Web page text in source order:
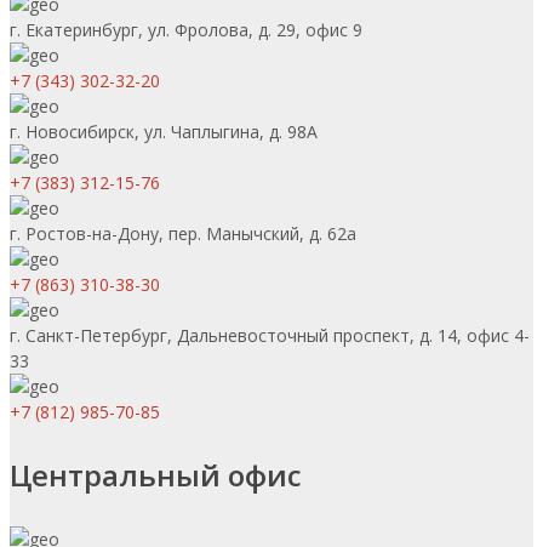
г. Екатеринбург, ул. Фролова, д. 29, офис 9
+7 (343) 302-32-20
г. Новосибирск, ул. Чаплыгина, д. 98А
+7 (383) 312-15-76
г. Ростов-на-Дону, пер. Манычский, д. 62а
+7 (863) 310-38-30
г. Санкт-Петербург, Дальневосточный проспект, д. 14, офис 4-
33
+7 (812) 985-70-85
Центральный офис